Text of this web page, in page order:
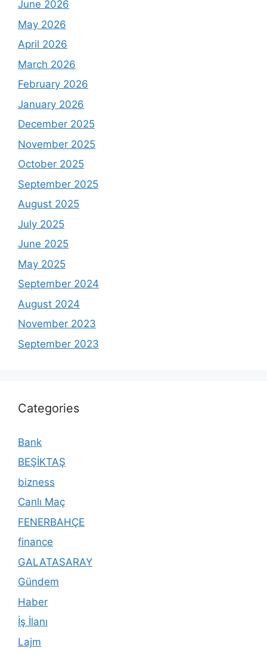
June 2026
May 2026
April 2026
March 2026
February 2026
January 2026
December 2025
November 2025
October 2025
September 2025
August 2025
July 2025
June 2025
May 2025
September 2024
August 2024
November 2023
September 2023
Categories
Bank
BEŞİKTAŞ
bizness
Canlı Maç
FENERBAHÇE
finance
GALATASARAY
Gündem
Haber
İş İlanı
Lajm